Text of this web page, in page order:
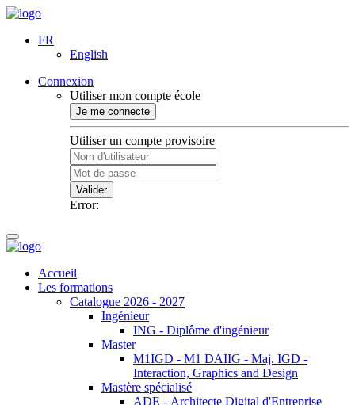
FR
English
Connexion
Utiliser mon compte école
Je me connecte
Utiliser un compte provisoire
Valider
Error:
Accueil
Les formations
Catalogue 2026 - 2027
Ingénieur
ING - Diplôme d'ingénieur
Master
M1IGD - M1 DAIIG - Maj. IGD -
Interaction, Graphics and Design
Mastère spécialisé
ADE - Architecte Digital d'Entreprise